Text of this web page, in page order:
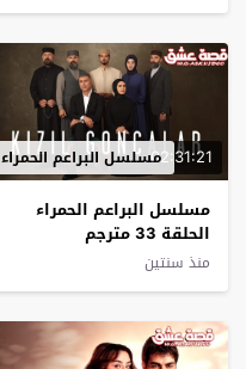
02:31:21مسلسل البراعم الحمراء
مسلسل البراعم الحمراء
الحلقة 33 مترجم
منذ سنتين